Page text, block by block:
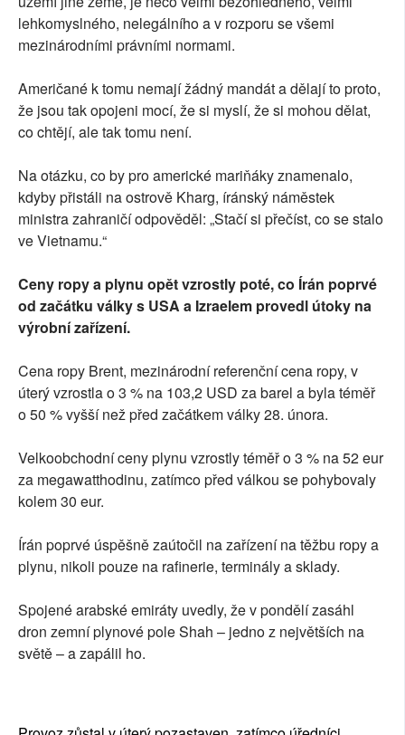
lehkomyslného, nelegálního a v rozporu se všemi
mezinárodními právními normami.
Američané k tomu nemají žádný mandát a dělají to proto,
že jsou tak opojeni mocí, že si myslí, že si mohou dělat,
co chtějí, ale tak tomu není.
Na otázku, co by pro americké mariňáky znamenalo,
kdyby přistáli na ostrově Kharg, íránský náměstek
ministra zahraničí odpověděl: „Stačí si přečíst, co se stalo
ve Vietnamu.“
Ceny ropy a plynu opět vzrostly poté, co Írán poprvé
od začátku války s USA a Izraelem provedl útoky na
výrobní zařízení.
Cena ropy Brent, mezinárodní referenční cena ropy, v
úterý vzrostla o 3 % na 103,2 USD za barel a byla téměř
o 50 % vyšší než před začátkem války 28. února.
Velkoobchodní ceny plynu vzrostly téměř o 3 % na 52 eur
za megawatthodinu, zatímco před válkou se pohybovaly
kolem 30 eur.
Írán poprvé úspěšně zaútočil na zařízení na těžbu ropy a
plynu, nikoli pouze na rafinerie, terminály a sklady.
Spojené arabské emiráty uvedly, že v pondělí zasáhl
dron zemní plynové pole Shah – jedno z největších na
světě – a zapálil ho.